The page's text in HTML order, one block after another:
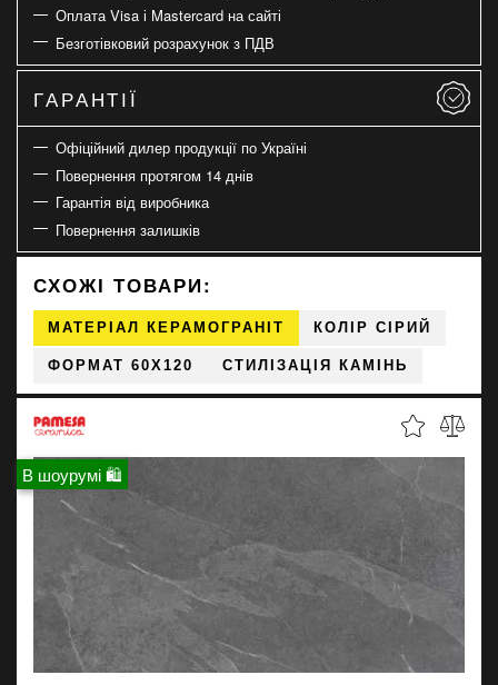
Оплата Visa і Mastercard на сайті
Безготівковий розрахунок з ПДВ
ГАРАНТІЇ
Офіційний дилер продукції по Україні
Повернення протягом 14 днів
Гарантія від виробника
Повернення залишків
СХОЖІ ТОВАРИ:
МАТЕРІАЛ КЕРАМОГРАНІТ КОЛІР СІРИЙ
ФОРМАТ 60X120 СТИЛІЗАЦІЯ КАМІНЬ
В шоурумі 🛍